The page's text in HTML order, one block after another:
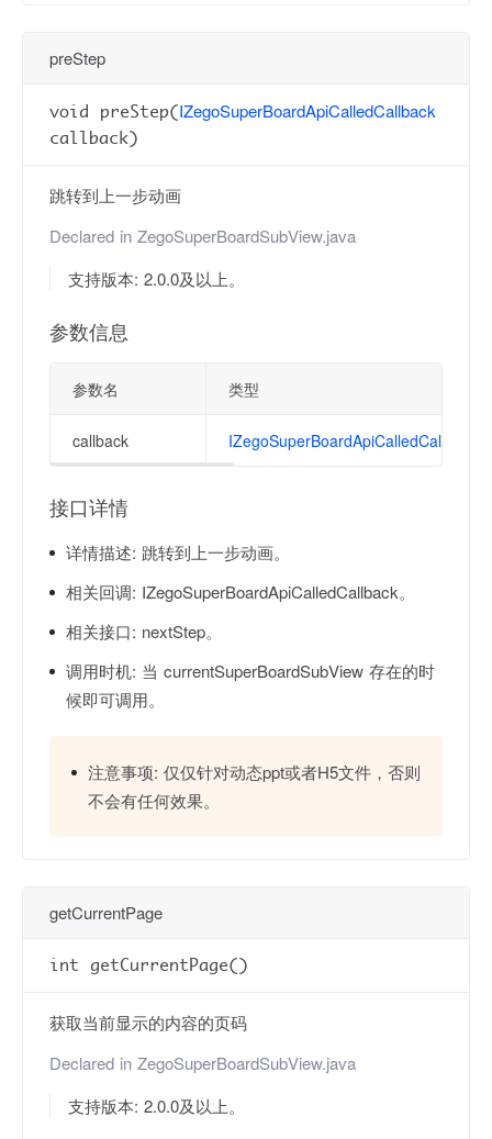
preStep
void preStep(IZegoSuperBoardApiCalledCallback
callback)
跳转到上一步动画
Declared in ZegoSuperBoardSubView.java
支持版本: 2.0.0及以上。
参数信息
参数名 类型
callback IZegoSuperBoardApiCalledCallback
接口详情
详情描述: 跳转到上一步动画。
相关回调: IZegoSuperBoardApiCalledCallback。
相关接口: nextStep。
调用时机: 当 currentSuperBoardSubView 存在的时
候即可调用。
注意事项: 仅仅针对动态ppt或者H5文件，否则
不会有任何效果。
getCurrentPage
int getCurrentPage()
获取当前显示的内容的页码
Declared in ZegoSuperBoardSubView.java
支持版本: 2.0.0及以上。